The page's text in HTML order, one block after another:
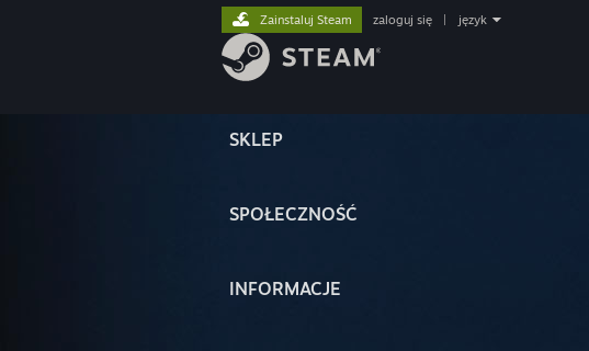
SKLEP
SPOŁECZNOŚĆ
INFORMACJE
Zainstaluj Steam zaloguj się język